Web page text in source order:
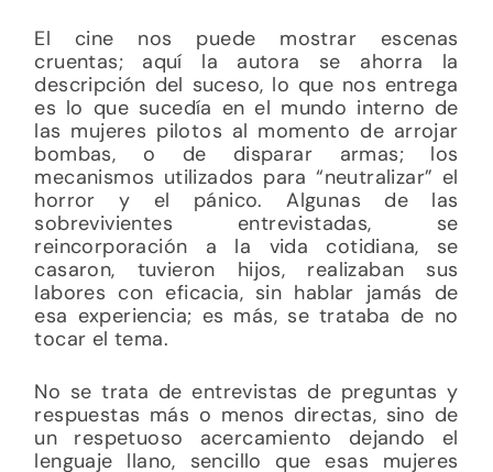
El cine nos puede mostrar escenas
cruentas; aquí la autora se ahorra la
descripción del suceso, lo que nos entrega
es lo que sucedía en el mundo interno de
las mujeres pilotos al momento de arrojar
bombas, o de disparar armas; los
mecanismos utilizados para “neutralizar” el
horror y el pánico. Algunas de las
sobrevivientes entrevistadas, se
reincorporación a la vida cotidiana, se
casaron, tuvieron hijos, realizaban sus
labores con eficacia, sin hablar jamás de
esa experiencia; es más, se trataba de no
tocar el tema.
No se trata de entrevistas de preguntas y
respuestas más o menos directas, sino de
un respetuoso acercamiento dejando el
lenguaje llano, sencillo que esas mujeres